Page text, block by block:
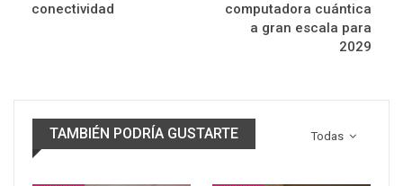
conectividad
computadora cuántica
a gran escala para
2029
Todas
TAMBIÉN PODRÍA GUSTARTE